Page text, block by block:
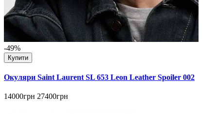
-49%
Купити
Окуляри Saint Laurent SL 653 Leon Leather Spoiler 002
14000грн 27400грн